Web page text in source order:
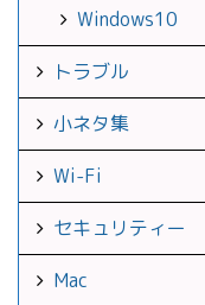
Windows10
トラブル
小ネタ集
Wi-Fi
セキュリティー
Mac